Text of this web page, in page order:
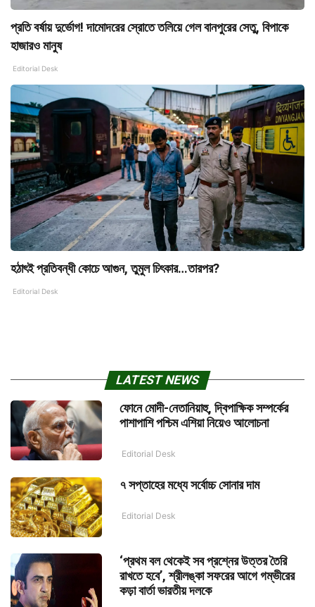
প্রতি বর্ষায় দুর্ভোগ! দামোদরের স্রোতে তলিয়ে গেল বানপুরের সেতু, বিপাকে
হাজারও মানুষ
Editorial Desk
হঠাৎই প্রতিবন্ধী কোচে আগুন, তুমুল চিৎকার…তারপর?
Editorial Desk
LATEST NEWS
ফোনে মোদী-নেতানিয়াহু, দ্বিপাক্ষিক সম্পর্কের
পাশাপাশি পশ্চিম এশিয়া নিয়েও আলোচনা
Editorial Desk
৭ সপ্তাহের মধ্যে সর্বোচ্চ সোনার দাম
Editorial Desk
‘প্রথম বল থেকেই সব প্রশ্নের উত্তর তৈরি
রাখতে হবে’, শ্রীলঙ্কা সফরের আগে গম্ভীরের
কড়া বার্তা ভারতীয় দলকে